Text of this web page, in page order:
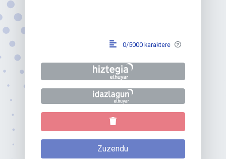
0/5000 karaktere
Zuzendu